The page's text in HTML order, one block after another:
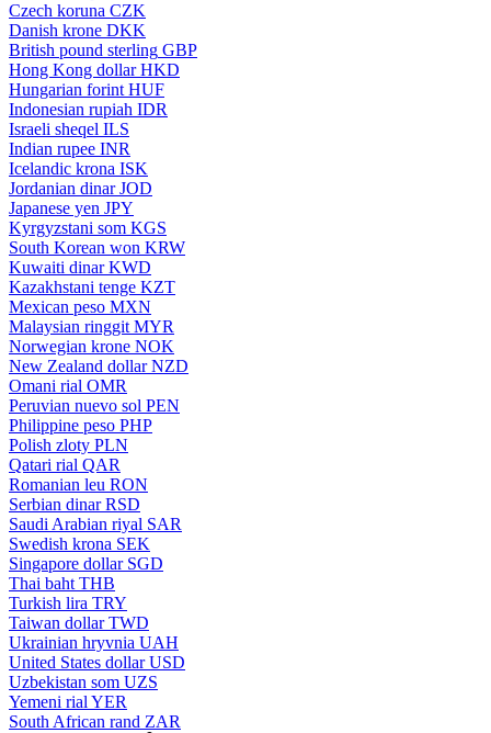
Czech koruna CZK
Danish krone DKK
British pound sterling GBP
Hong Kong dollar HKD
Hungarian forint HUF
Indonesian rupiah IDR
Israeli sheqel ILS
Indian rupee INR
Icelandic krona ISK
Jordanian dinar JOD
Japanese yen JPY
Kyrgyzstani som KGS
South Korean won KRW
Kuwaiti dinar KWD
Kazakhstani tenge KZT
Mexican peso MXN
Malaysian ringgit MYR
Norwegian krone NOK
New Zealand dollar NZD
Omani rial OMR
Peruvian nuevo sol PEN
Philippine peso PHP
Polish zloty PLN
Qatari rial QAR
Romanian leu RON
Serbian dinar RSD
Saudi Arabian riyal SAR
Swedish krona SEK
Singapore dollar SGD
Thai baht THB
Turkish lira TRY
Taiwan dollar TWD
Ukrainian hryvnia UAH
United States dollar USD
Uzbekistan som UZS
Yemeni rial YER
South African rand ZAR